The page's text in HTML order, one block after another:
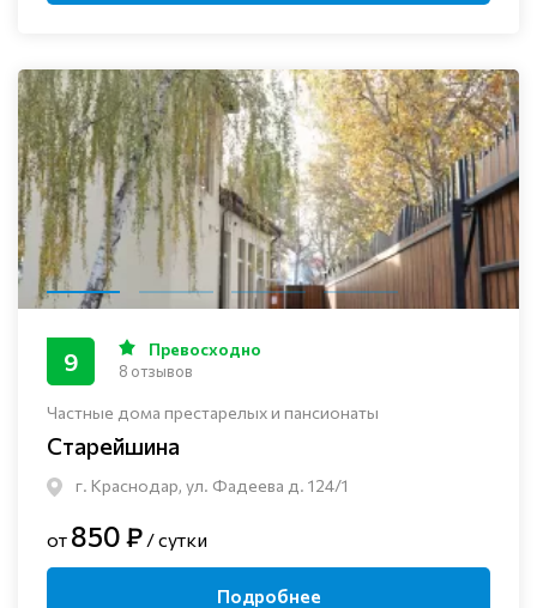
Частные дома престарелых и пансионаты
Старейшина
г. Краснодар, ул. Фадеева д. 124/1
9 Превосходно
8 отзывов
от 850 ₽ / сутки
Подробнее